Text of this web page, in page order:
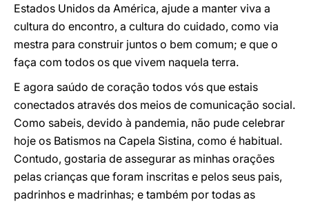
Estados Unidos da América, ajude a manter viva a
cultura do encontro, a cultura do cuidado, como via
mestra para construir juntos o bem comum; e que o
faça com todos os que vivem naquela terra.
E agora saúdo de coração todos vós que estais
conectados através dos meios de comunicação social.
Como sabeis, devido à pandemia, não pude celebrar
hoje os Batismos na Capela Sistina, como é habitual.
Contudo, gostaria de assegurar as minhas orações
pelas crianças que foram inscritas e pelos seus pais,
padrinhos e madrinhas; e também por todas as